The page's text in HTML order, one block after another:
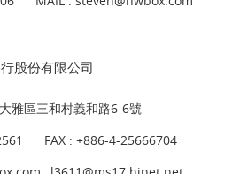
股份有限公司
雅區三和村義和路6-6號
FAX : +886-4-25666704